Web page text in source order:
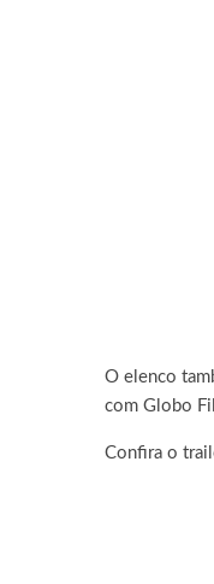
O elenco
com Globo
Confira o